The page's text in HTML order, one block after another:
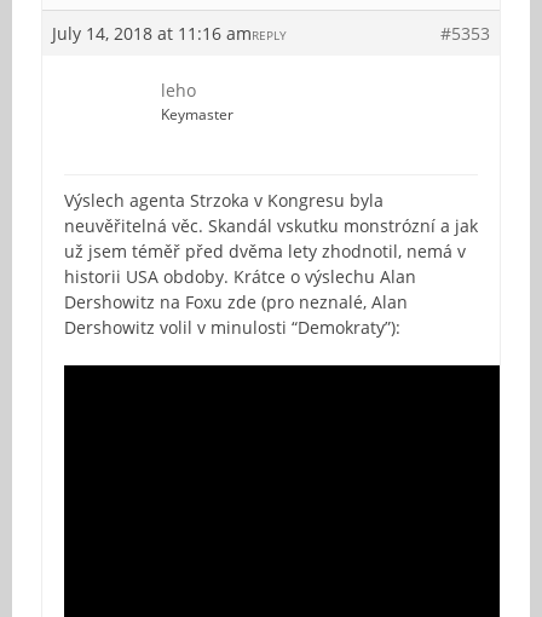
July 14, 2018 at 11:16 am #5353
REPLY
leho
Keymaster
Výslech agenta Strzoka v Kongresu byla
neuvěřitelná věc. Skandál vskutku monstrózní a jak
už jsem téměř před dvěma lety zhodnotil, nemá v
historii USA obdoby. Krátce o výslechu Alan
Dershowitz na Foxu zde (pro neznalé, Alan
Dershowitz volil v minulosti “Demokraty”):